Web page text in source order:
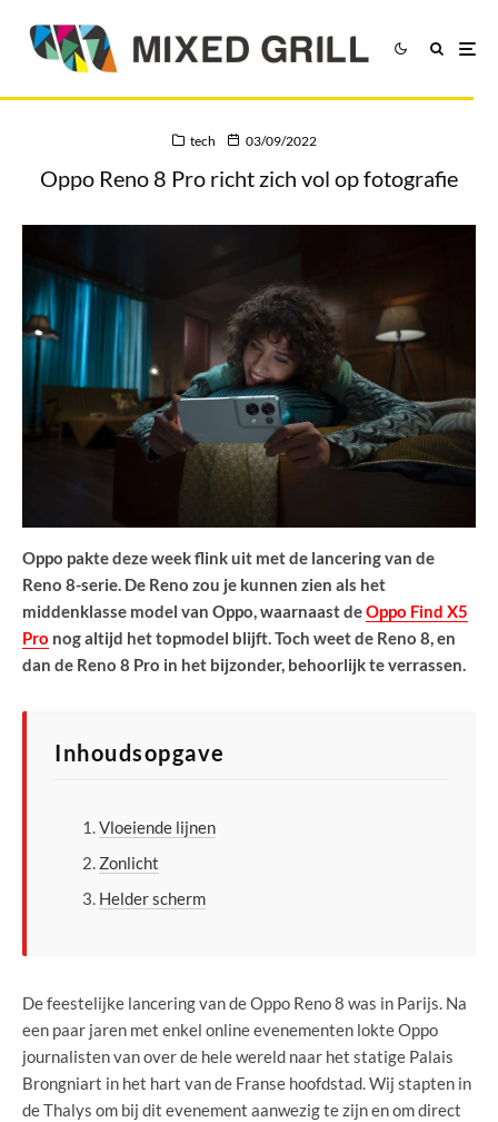
tech 03/09/2022
Oppo Reno 8 Pro richt zich vol op fotografie
Oppo pakte deze week flink uit met de lancering van de
Reno 8-serie. De Reno zou je kunnen zien als het
middenklasse model van Oppo, waarnaast deOppo Find X5
Pro nog altijd het topmodel blijft. Toch weet de Reno 8, en
dan de Reno 8 Pro in het bijzonder, behoorlijk te verrassen.
Inhoudsopgave
Vloeiende lijnen
Zonlicht
Helder scherm
De feestelijke lancering van de Oppo Reno 8 was in Parijs. Na
een paar jaren met enkel online evenementen lokte Oppo
journalisten van over de hele wereld naar het statige Palais
Brongniart in het hart van de Franse hoofdstad. Wij stapten in
de Thalys om bij dit evenement aanwezig te zijn en om direct